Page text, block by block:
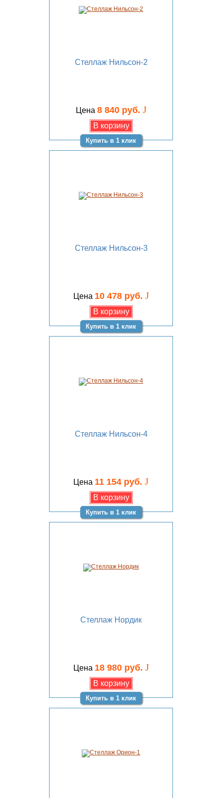
Стеллаж Нильсон-2
Цена 8 840 руб. J
Купить в 1 клик
Стеллаж Нильсон-3
Цена 10 478 руб. J
Купить в 1 клик
Стеллаж Нильсон-4
Цена 11 154 руб. J
Купить в 1 клик
Стеллаж Нордик
Цена 18 980 руб. J
Купить в 1 клик